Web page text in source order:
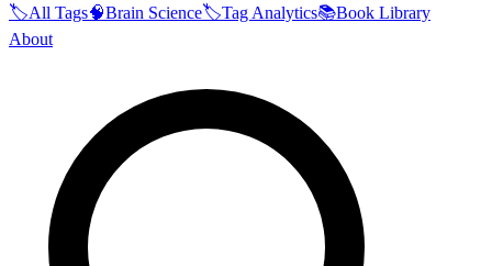
🏷️All Tags🧠Brain Science🏷️Tag Analytics📚Book Library
About